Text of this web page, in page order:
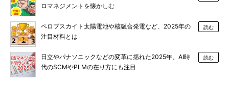
ロマネジメントを懐かしむ
ペロブスカイト太陽電池や核融合発電など、2025年の
注目材料とは
読む
日立やパナソニックなどの変革に揺れた2025年、AI時
代のSCMやPLMの在り方にも注目
読む